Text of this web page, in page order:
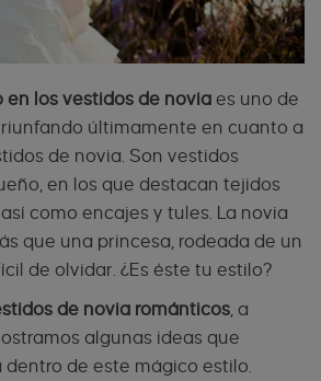
los vestidos de novia es uno de
últimamente en cuanto a
de novia. Son vestidos
en los que destacan tejidos
como encajes y tules. La novia
que una princesa, rodeada de un
de olvidar. ¿Es éste tu estilo?
de novia románticos , a
algunas ideas que
de este mágico estilo.